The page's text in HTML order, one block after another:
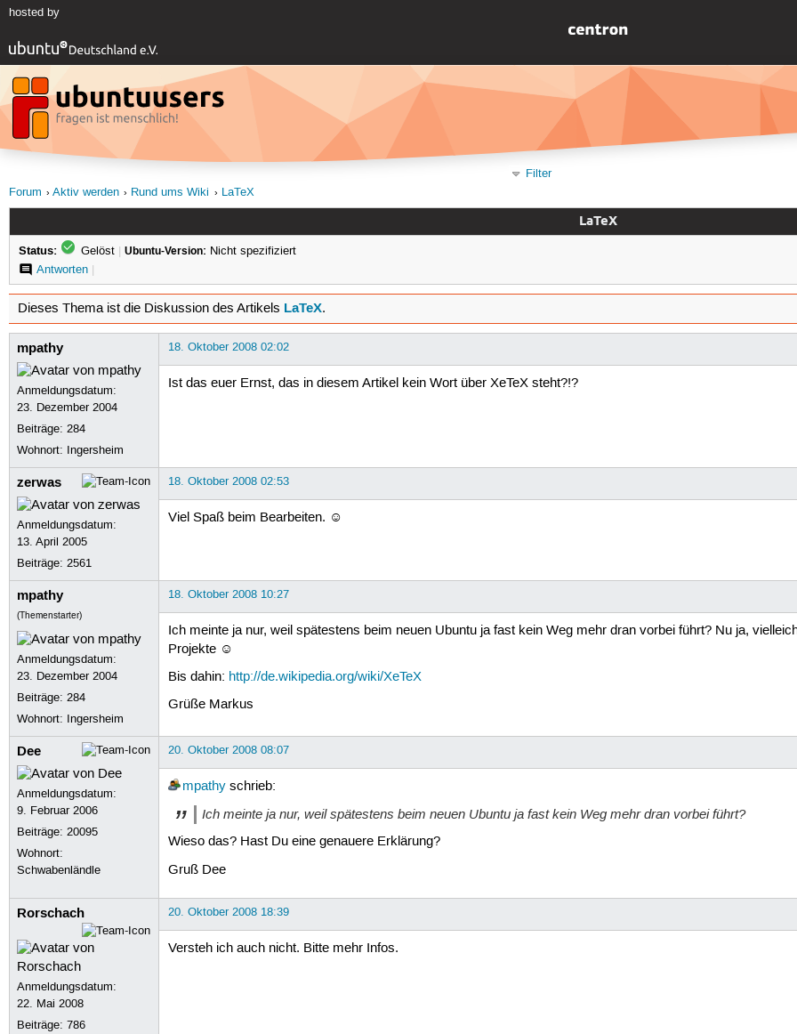
hosted by
Filter
Forum
Aktiv werden Rund ums Wiki LaTeX
LaTeX
Status: Gelöst | Ubuntu-Version: Nicht spezifiziert
Antworten|
Dieses Thema ist die Diskussion des Artikels LaTeX.
mpathy
Anmeldungsdatum:
23. Dezember 2004
Beiträge:284
Wohnort: Ingersheim
18. Oktober 2008 02:02
Ist das euer Ernst, das in diesem Artikel kein Wort über XeTeX steht?!?
zerwas
Anmeldungsdatum:
13. April 2005
Beiträge:2561
18. Oktober 2008 02:53
Viel Spaß beim Bearbeiten. ☺
mpathy
(Themenstarter)
Anmeldungsdatum:
23. Dezember 2004
Beiträge:284
Wohnort: Ingersheim
18. Oktober 2008 10:27
Ich meinte ja nur, weil spätestens beim neuen Ubuntu ja fast kein Weg mehr dran vorbei führt? Nu ja,
Projekte ☺
Bis dahin: http://de.wikipedia.org/wiki/XeTeX
Grüße Markus
Dee
Anmeldungsdatum:
9. Februar 2006
Beiträge:20095
Wohnort:
Schwabenländle
20. Oktober 2008 08:07
mpathyschrieb:
Ich meinte ja nur, weil spätestens beim neuen Ubuntu ja fast kein Weg mehr dran vorbei führt?
Wieso das? Hast Du eine genauere Erklärung?
Gruß Dee
Rorschach
Anmeldungsdatum:
22. Mai 2008
Beiträge:786
20. Oktober 2008 18:39
Versteh ich auch nicht. Bitte mehr Infos.